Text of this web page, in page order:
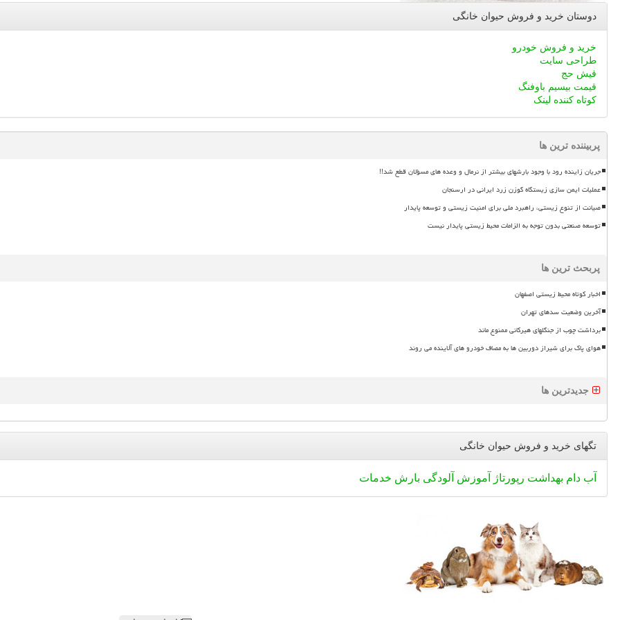
دوستان خرید و فروش حیوان خانگی
خرید و فروش خودرو
طراحی سایت
فیش حج
قیمت بیسیم باوفنگ
کوتاه کننده لینک
پربیننده ترین ها
جریان زاینده رود با وجود بارشهای بیشتر از نرمال و وعده های مسؤلان قطع شد!!
عملیات ایمن سازی زیستگاه گوزن زرد ایرانی در ارسنجان
صیانت از تنوع زیستی، راهبرد ملی برای امنیت زیستی و توسعه پایدار
توسعه صنعتی بدون توجه به الزامات محیط زیستی پایدار نیست
پربحث ترین ها
اخبار کوتاه محیط زیستی اصفهان
آخرین وضعیت سدهای تهران
برداشت چوب از جنگلهای هیرکانی ممنوع ماند
هوای پاک برای شیراز دوربین ها به مصاف خودرو های آلاینده می روند
جدیدترین ها
تگهای خرید و فروش حیوان خانگی
آب دام بهداشت رپورتاژ آموزش آلودگی بارش خدمات